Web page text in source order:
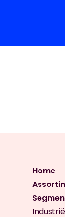
Home